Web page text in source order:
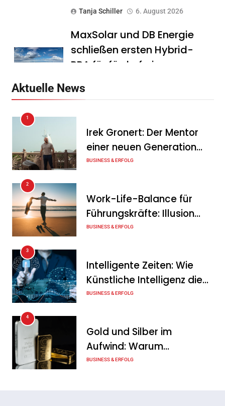
Tanja Schiller 6. August 2026
MaxSolar und DB Energie
schließen ersten Hybrid-
PPA für förderfreie
Tanja Schiller
Geschäftsverlauf im
zweiten Quartal
Intersolar-Trend 2026:
Warum Batteriespeicher
zum wichtigsten Baustein
der Energiewende werden
Aktuelle News
1
Irek Gronert: Der Mentor
einer neuen Generation
von Unternehmern
BUSINESS & ERFOLG
2
Work-Life-Balance für
Führungskräfte: Illusion
oder echte Chance?
BUSINESS & ERFOLG
3
Intelligente Zeiten: Wie
Künstliche Intelligenz die
Geschäftswelt verändert
BUSINESS & ERFOLG
4
Gold und Silber im
Aufwind: Warum
Edelmetalle als sicherer
BUSINESS & ERFOLG